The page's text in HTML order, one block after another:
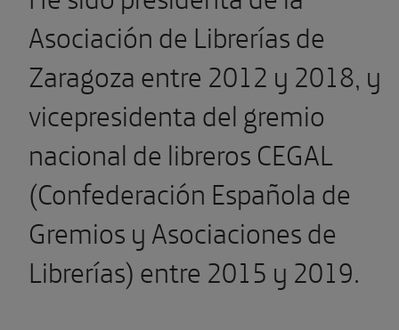
Asociación de Librerías de
Zaragoza entre 2012 y 2018, y
vicepresidenta del gremio
nacional de libreros CEGAL
(Confederación Española de
Gremios y Asociaciones de
Librerías) entre 2015 y 2019.